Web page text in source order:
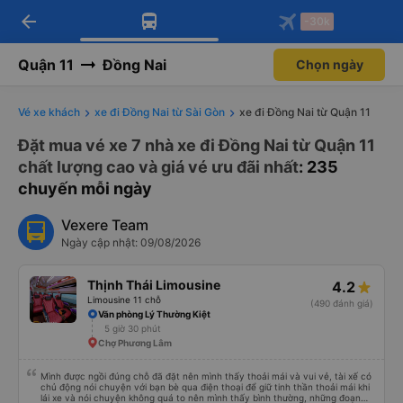
Tải app Vexere ngay!
Nhận ưu đãi thành viên độc
Mở app
Tải app Vexere
-30k/ghế khi đặt vé máy bay qua
Mở app
arrow_back -30k
Quận 11 Đồng Nai Chọn ngày
Vé xe khách xe đi Đồng Nai từ Sài Gòn xe đi Đồng Nai từ Quận 11
Đặt mua vé xe 7 nhà xe đi Đồng Nai từ Quận 11
chất lượng cao và giá vé ưu đãi nhất: 235
chuyến mỗi ngày
Vexere Team
Ngày cập nhật: 09/08/2026
Thịnh Thái Limousine
Limousine 11 chỗ
4.2
(490 đánh giá)
Văn phòng Lý Thường Kiệt
5 giờ 30 phút
Chợ Phương Lâm
Mình được ngồi đúng chỗ đã đặt nên mình thấy thoải mái và vui vẻ, tài xế có
chủ động nói chuyện với bạn bè qua điện thoại để giữ tinh thần thoải mái khi
lái xe và nói chuyện không quá to nên mình thấy bình thường, những đoạn